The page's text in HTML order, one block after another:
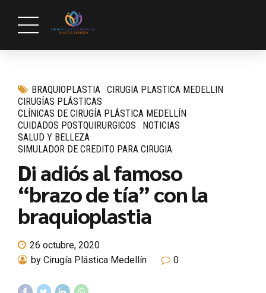
BRAQUIOPLASTIA CIRUGIA PLASTICA MEDELLIN
CIRUGÍAS PLÁSTICAS
CLÍNICAS DE CIRUGÍA PLÁSTICA MEDELLÍN
CUIDADOS POSTQUIRURGICOS
NOTICIAS
SALUD Y BELLEZA
SIMULADOR DE CREDITO PARA CIRUGIA
Di adiós al famoso
“brazo de tía” con la
braquioplastia
26 octubre, 2020
by Cirugía Plástica Medellín
0